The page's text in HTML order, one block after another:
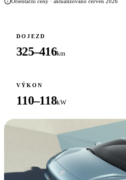
DOJEZD
325–416km
VÝKON
110–118kW